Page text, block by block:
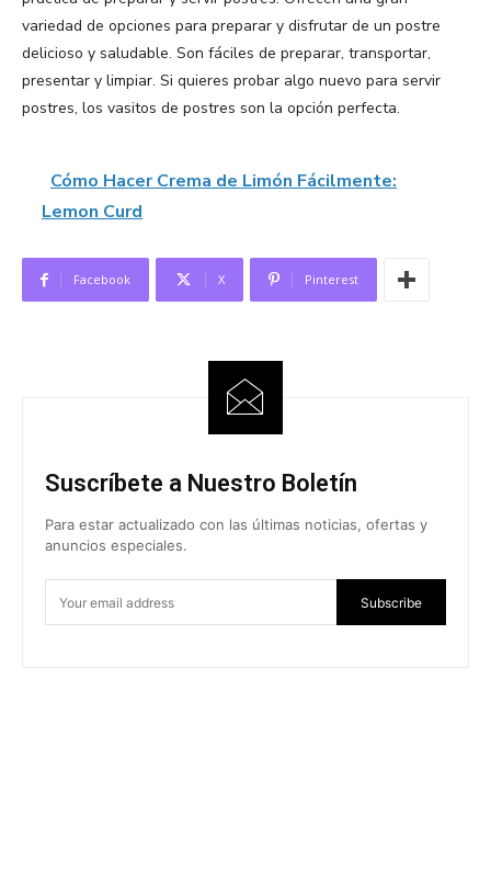
variedad de opciones para preparar y disfrutar de un postre
delicioso y saludable. Son fáciles de preparar, transportar,
presentar y limpiar. Si quieres probar algo nuevo para servir
postres, los vasitos de postres son la opción perfecta.
Cómo Hacer Crema de Limón Fácilmente:
Lemon Curd
Facebook X Pinterest
Suscríbete a Nuestro Boletín
Para estar actualizado con las últimas noticias, ofertas y
anuncios especiales.
Subscribe